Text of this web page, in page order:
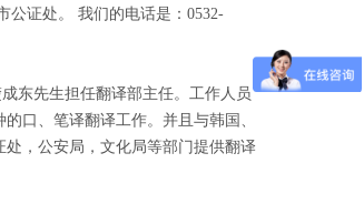
公证处。 我们的电话是：0532-
东先生担任翻译部主任。工作人员
口、笔译翻译工作。并且与韩国、
，公安局，文化局等部门提供翻译